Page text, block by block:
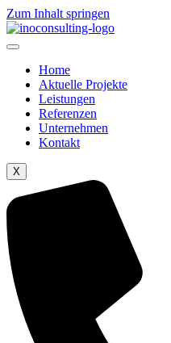
Zum Inhalt springen
Home
Aktuelle Projekte
Leistungen
Referenzen
Unternehmen
Kontakt
X